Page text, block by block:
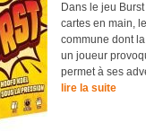
Dans le jeu
cartes en main,
commune dont
un joueur
permet à ses
lire la suite